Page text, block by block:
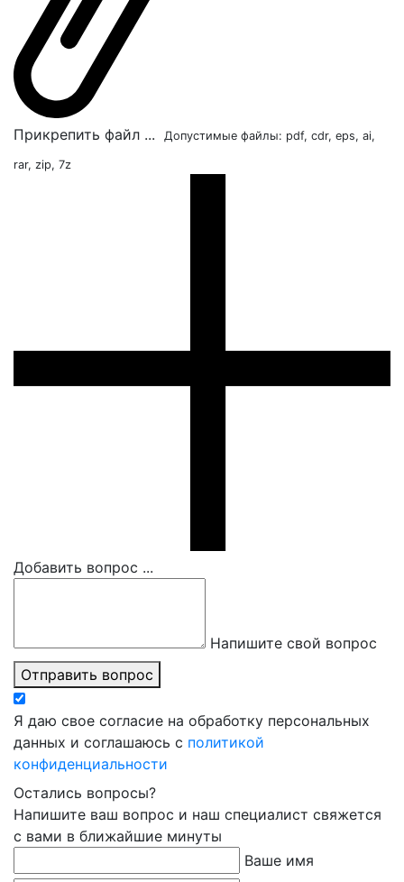
Прикрепить файл ... Допустимые файлы: pdf, cdr, eps, ai,
rar, zip, 7z
Добавить вопрос ...
Напишите свой вопрос
Отправить вопрос
Я даю свое согласие на обработку персональных
данных и соглашаюсь с политикой
конфиденциальности
Остались вопросы?
Напишите ваш вопрос и наш специалист свяжется
с вами в ближайшие минуты
Ваше имя